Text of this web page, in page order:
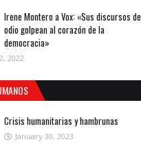
Irene Montero a Vox: «Sus discursos de
odio golpean al corazón de la
democracia»
2022
Crisis humanitarias y hambrunas
January 30, 2023